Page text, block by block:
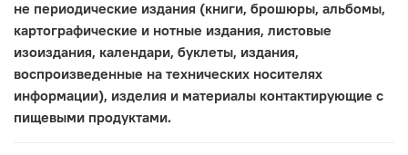
не периодические издания (книги, брошюры, альбомы,
картографические и нотные издания, листовые
изоиздания, календари, буклеты, издания,
воспроизведенные на технических носителях
информации), изделия и материалы контактирующие с
пищевыми продуктами.